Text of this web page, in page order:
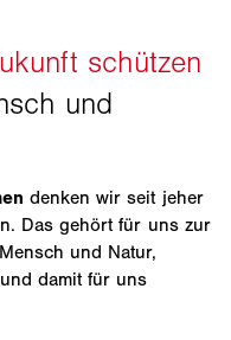
denken wir seit jeher
Das gehört für uns zur
und Natur,
damit für uns